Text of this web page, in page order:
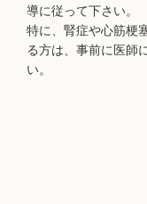
導に従って下さい。
特に、腎症や心筋梗
る方は、事前に医師
い。